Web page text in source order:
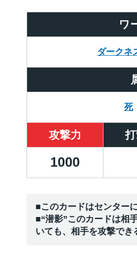
ワ
ダークネ
死
攻撃力
1000
■このカードはセンター
■“潜影”このカードは相
いても、相手を攻撃でき